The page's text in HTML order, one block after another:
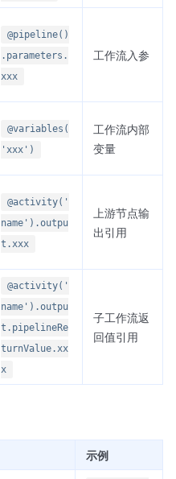
@pipeline()
.parameters.
xxx
工作流入参
@variables(
'xxx')
工作流内部
变量
@activity('
name').outpu
t.xxx
上游节点输
出引用
@activity('
name').outpu
t.pipelineRe
turnValue.xx
x
子工作流返
回值引用
示例